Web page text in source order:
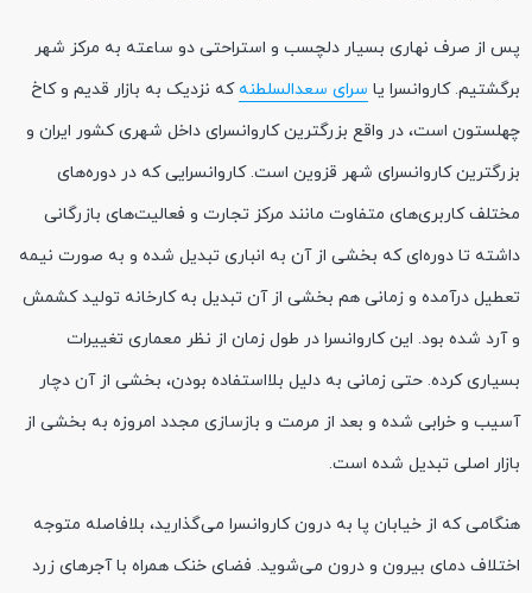
پس از صرف نهاری بسیار دلچسب و استراحتی دو ساعته به مرکز شهر
برگشتیم. کاروانسرا یا سرای سعدالسلطنه که نزدیک به بازار قدیم و کاخ
چهلستون است، در واقع بزرگترین کاروانسرای داخل شهری کشور ایران و
بزرگترین کاروانسرای شهر قزوین است. کاروانسرایی که در دوره‌های
مختلف کاربری‌های متفاوت مانند مرکز تجارت و فعالیت‌های بازرگانی
داشته تا دوره‌ای که بخشی از آن به انباری تبدیل شده و به صورت نیمه
تعطیل درآمده و زمانی هم بخشی از آن تبدیل به کارخانه تولید کشمش
و آرد شده بود. این کاروانسرا در طول زمان از نظر معماری تغییرات
بسیاری کرده. حتی زمانی به دلیل بلااستفاده بودن، بخشی از آن دچار
آسیب و خرابی شده و بعد از مرمت و بازسازی مجدد امروزه به بخشی از
بازار اصلی تبدیل شده است.
هنگامی که از خیابان پا به درون کاروانسرا می‌گذارید، بلافاصله متوجه
اختلاف دمای بیرون و درون می‌شوید. فضای خنک همراه با آجرهای زرد